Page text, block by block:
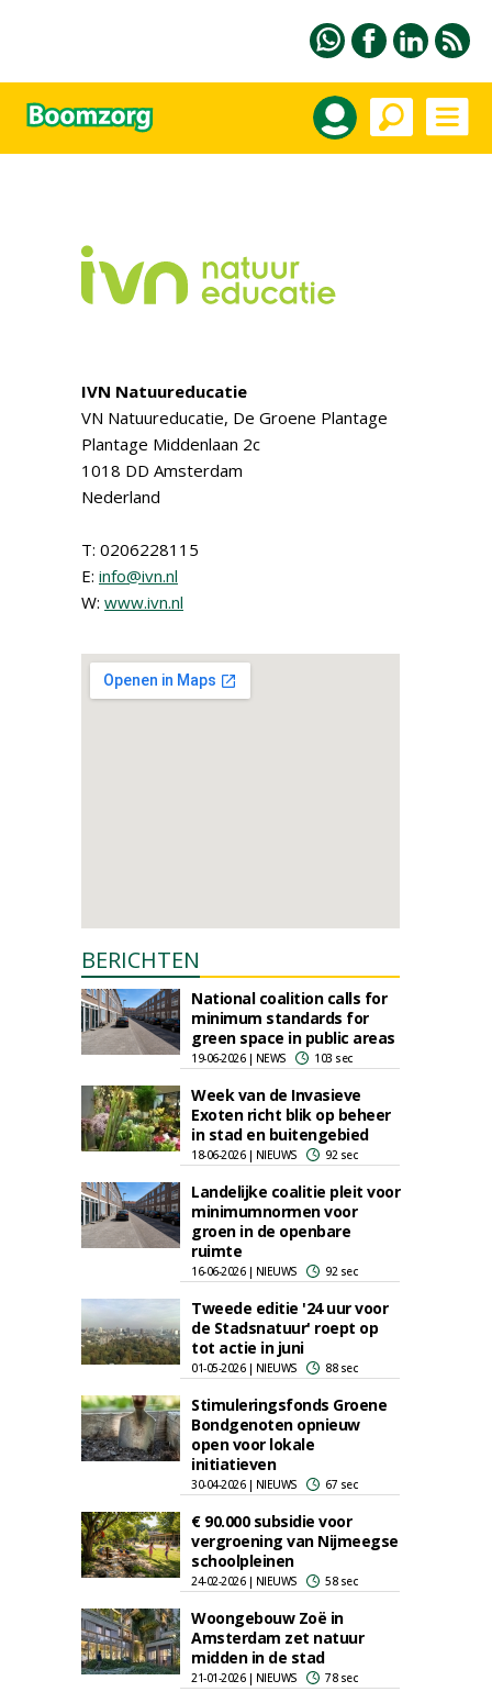
IVN Natuureducatie
VN Natuureducatie, De Groene Plantage
Plantage Middenlaan 2c
1018 DD Amsterdam
Nederland
T: 0206228115
E: info@ivn.nl
W: www.ivn.nl
BERICHTEN
National coalition calls for
minimum standards for
green space in public areas
19-06-2026 | NEWS 103 sec
Week van de Invasieve
Exoten richt blik op beheer
in stad en buitengebied
18-06-2026 | NIEUWS 92 sec
Landelijke coalitie pleit voor
minimumnormen voor
groen in de openbare
ruimte
16-06-2026 | NIEUWS 92 sec
Tweede editie '24 uur voor
de Stadsnatuur' roept op
tot actie in juni
01-05-2026 | NIEUWS 88 sec
Stimuleringsfonds Groene
Bondgenoten opnieuw
open voor lokale
initiatieven
30-04-2026 | NIEUWS 67 sec
€ 90.000 subsidie voor
vergroening van Nijmeegse
schoolpleinen
24-02-2026 | NIEUWS 58 sec
Woongebouw Zoë in
Amsterdam zet natuur
midden in de stad
21-01-2026 | NIEUWS 78 sec